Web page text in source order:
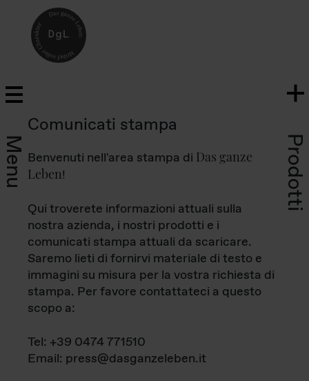
Menu Prodotti
Comunicati stampa
Benvenuti nell'area stampa di Das ganze
Leben!
Qui troverete informazioni attuali sulla
nostra azienda, i nostri prodotti e i
comunicati stampa attuali da scaricare.
Saremo lieti di fornirvi materiale di testo e
immagini su misura per la vostra richiesta di
stampa. Per favore contattateci a questo
scopo a:
Tel: +39 0474 771510
Email: press@dasganzeleben.it